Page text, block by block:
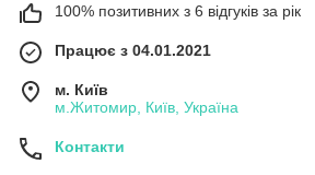
100% позитивних з 6 відгуків за рік
Працює з 04.01.2021
м. Київ
м.Житомир, Київ, Україна
Контакти